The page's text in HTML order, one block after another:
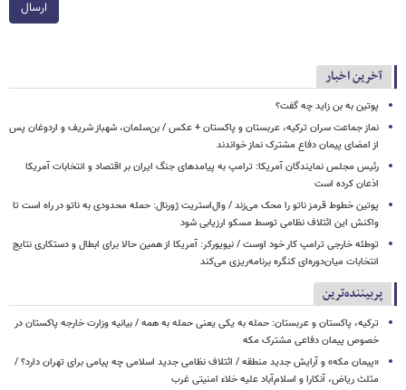
ارسال
آخرین اخبار
پوتین به بن زاید چه گفت؟
نماز جماعت سران ترکیه، عربستان و پاکستان + عکس / بن‌سلمان، شهباز شریف و اردوغان پس
از امضای پیمان دفاع مشترک نماز خواندند
رئیس مجلس نمایندگان آمریکا: ترامپ به پیامدهای جنگ ایران بر اقتصاد و انتخابات آمریکا
اذعان کرده است
پوتین خطوط قرمز ناتو را محک می‌زند / وال‌استریت ژورنال: حمله محدودی به ناتو در راه است تا
واکنش این ائتلاف نظامی توسط مسکو ارزیابی شود
توطئه خارجی ترامپ کار خود اوست / نیویورکر: آمریکا از همین حالا برای ابطال و دستکاری نتایج
انتخابات میان‌دوره‌ای کنگره برنامه‌ریزی می‌کند
پربیننده‌ترین
ترکیه، پاکستان و عربستان: حمله به یکی یعنی حمله به همه / بیانیه وزارت خارجه پاکستان در
خصوص پیمان دفاعی مشترک مکه
«پیمان مکه» و آرایش جدید منطقه / ائتلاف نظامی جدید اسلامی چه پیامی برای تهران دارد؟ /
مثلث ریاض، آنکارا و اسلام‌آباد علیه خلاء امنیتی غرب